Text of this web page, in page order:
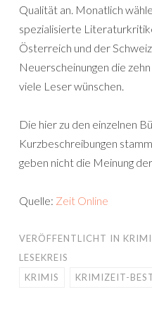
Qualität an. Monatlich
spezialisierte
Österreich und der
Neuerscheinungen die
viele Leser wünschen.
Die hier zu den einzelnen
Kurzbeschreibungen
geben nicht die Meinung
Quelle: Zeit Online
VERÖFFENTLICHT IN
LESEKREIS
KRIMIS
KRIMIZEIT-